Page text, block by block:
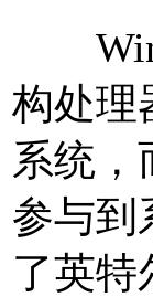
Win
构处理
系统，
参与到
了英特